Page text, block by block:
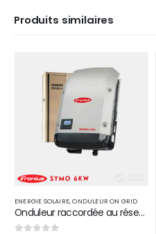
Produits similaires
ENERGIE SOLAIRE,VARIATEUR DE VITESSE
Variateur Pompage VEICHI i23 15 kW